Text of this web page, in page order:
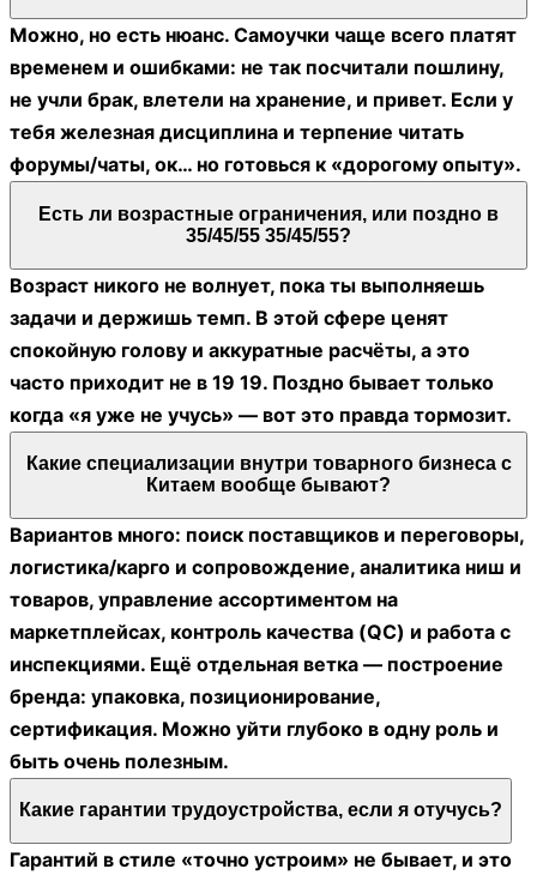
Если цель — подработка/первые сделки, обычно у
людей уходит 4–8 4–8 недель на поиск ниши, тест
товара и первые поставки (если без форс-мажоров
на доставке). До роли «менеджер по закупкам/
поиску поставщиков» иногда доходят быстрее: 2–6
2–6 недель, если уже есть портфолио кейсов.
Быстро получается у тех, кто делает каждый день,
а не «по выходным иногда».
Какое оборудование и софт нужны, или без
макбука никак?
Никакой дорогой техники не обязателен. Ноутбук
или даже обычный ПК, стабильный интернет,
нормальная камера на телефоне, чтобы проверять
образцы/упаковку по видеосвязи. Из софта:
таблицы, мессенджеры, трекеры посылок, иногда
VPN, и всё.
Насколько востребована эта профессия сейчас,
или рынок уже забит?
Спрос есть, просто он не на «волшебников
маркетплейсов», а на людей, которые умеют
считать юнит-экономику и адекватно общаться с
поставщиками. Компании постоянно ищут тех, кто
найдёт товар, выбьет цену, организует доставку и
не накосячит с документами. Забит рынок
болтовнёй, а не руками.